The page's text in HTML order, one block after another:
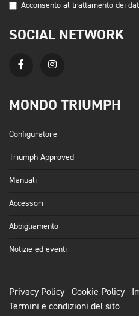
Acconsento al trattamento dei
SOCIAL NETWORK
MONDO TRIUMPH
Configuratore
Triumph Approved
Manuali
Accessori
Abbigliamento
Notizie ed eventi
Privacy Policy Cookie Policy
Termini e condizioni del sito